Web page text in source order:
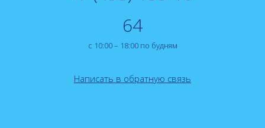
64
с 10:00 – 18:00 по будням
Написать в обратную связь